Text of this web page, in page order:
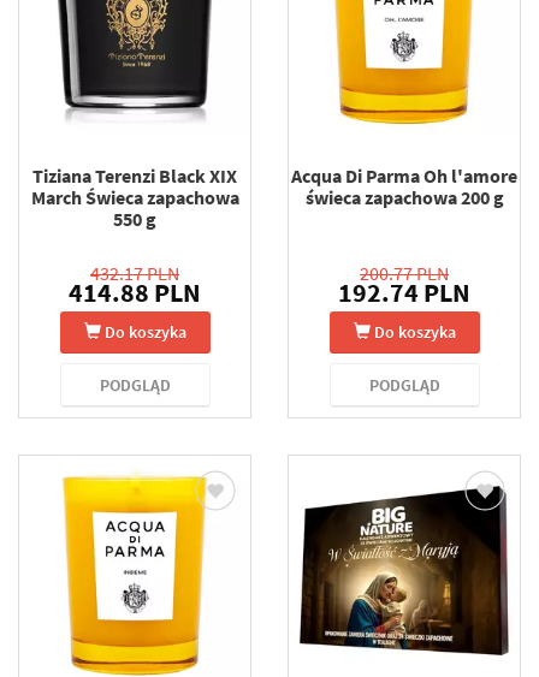
Tiziana Terenzi Black XIX
March Świeca zapachowa
550 g
432.17 PLN
414.88 PLN
Do koszyka
PODGLĄD
Acqua Di Parma Oh l'amore
świeca zapachowa 200 g
200.77 PLN
192.74 PLN
Do koszyka
PODGLĄD